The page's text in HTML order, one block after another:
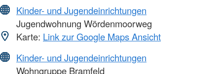
Kinder- und Jugendeinrichtungen
Jugendwohnung Wördenmoorweg
Karte: Link zur Google Maps Ansicht
Kinder- und Jugendeinrichtungen
Wohngruppe Bramfeld